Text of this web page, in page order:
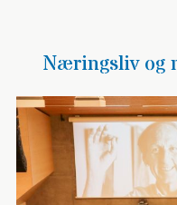
Næringsliv og